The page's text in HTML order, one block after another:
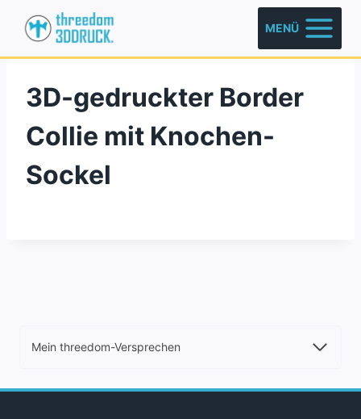
Inhalt
springen
MENÜ
3D-gedruckter Border
Collie mit Knochen-
Sockel
Mein threedom-Versprechen